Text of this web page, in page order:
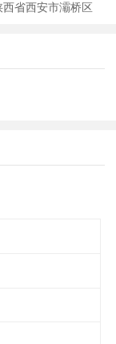
西省西安市灞桥区